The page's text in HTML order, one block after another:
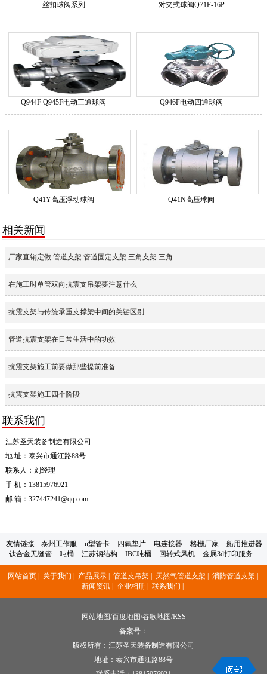
丝扣球阀系列 对夹式球阀Q71F-16P
Q944F Q945F电动三通球阀 Q946F电动四通球阀
Q41Y高压浮动球阀 Q41N高压球阀
相关新闻
厂家直销定做 管道支架 管道固定支架 三角支架 三角...
在施工时单管双向抗震支吊架要注意什么
抗震支架与传统承重支撑架中间的关键区别
管道抗震支架在日常生活中的功效
抗震支架施工前要做那些提前准备
抗震支架施工四个阶段
联系我们
江苏圣天装备制造有限公司
地 址：泰兴市通江路88号
联系人：刘经理
手 机：13815976921
邮 箱：327447241@qq.com
友情链接: 泰州工作服 u型管卡 四氟垫片 电连接器 格栅厂家
船用推进器
钛合金无缝管
吨桶 江苏钢结构 IBC吨桶 回转式风机 金属3d打印服务
网站首页 | 关于我们 | 产品展示 | 管道支吊架 | 天然气管道支架 |
消防管道支架 |
新闻资讯 |
企业相册 | 联系我们 |
网站地图/百度地图/谷歌地图/RSS
备案号：
版权所有：江苏圣天装备制造有限公司
地址：泰兴市通江路88号